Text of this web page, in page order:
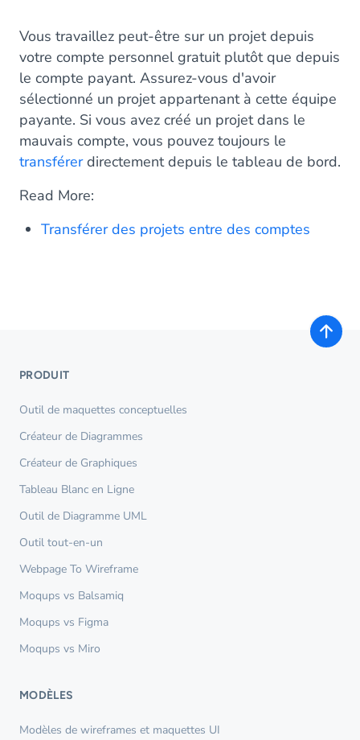
Vous travaillez peut-être sur un projet depuis
votre compte personnel gratuit plutôt que depuis
le compte payant. Assurez-vous d'avoir
sélectionné un projet appartenant à cette équipe
payante. Si vous avez créé un projet dans le
mauvais compte, vous pouvez toujours le
transférerdirectement depuis le tableau de bord.
Read More:
Transférer des projets entre des comptes
PRODUIT
Outil de maquettes conceptuelles
Créateur de Diagrammes
Créateur de Graphiques
Tableau Blanc en Ligne
Outil de Diagramme UML
Outil tout-en-un
Webpage To Wireframe
Moqups vs Balsamiq
Moqups vs Figma
Moqups vs Miro
MODÈLES
Modèles de wireframes et maquettes UI